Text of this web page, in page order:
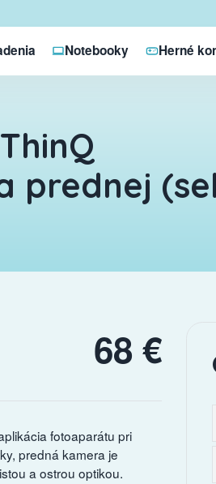
Notebooky Herné
prednej
68 €
fotoaparátu pri
predná kamera je
a ostrou optikou.